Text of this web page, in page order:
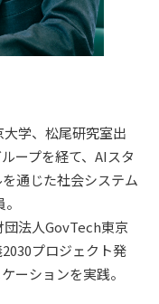
学、松尾研究室出
ープを経て、AIスタ
通じた社会システム
。
法人GovTech東京
プロジェクト発
ーションを実践。